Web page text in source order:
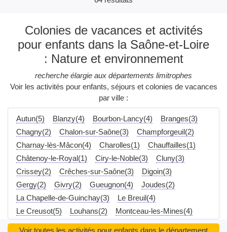
Colonies de vacances et activités
pour enfants dans la Saône-et-Loire
: Nature et environnement
recherche élargie aux départements limitrophes
Voir les activités pour enfants, séjours et colonies de vacances
par ville :
Autun(5) Blanzy(4) Bourbon-Lancy(4)
Branges(3)
Chagny(2)
Chalon-sur-Saône(3)
Champforgeuil(2)
Charnay-lès-Mâcon(4)
Charolles(1)
Chauffailles(1)
Châtenoy-le-Royal(1)
Ciry-le-Noble(3)
Cluny(3)
Crissey(2)
Crêches-sur-Saône(3)
Digoin(3)
Gergy(2)
Givry(2) Gueugnon(4)
Joudes(2)
La Chapelle-de-Guinchay(3)
Le Breuil(4)
Le Creusot(5)
Louhans(2)
Montceau-les-Mines(4)
Montchanin(3)
Mâcon(21)
Ouroux-sur-Saône(2)